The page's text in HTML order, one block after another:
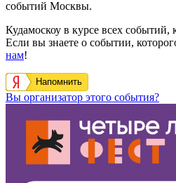
событий Москвы.
Кудамоскоу в курсе всех
Если вы знаете о событии,
нам!
Напомнить
Вы организатор этого события?